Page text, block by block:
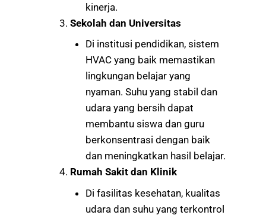
kinerja.
Sekolah dan Universitas
Di institusi pendidikan, sistem
HVAC yang baik memastikan
lingkungan belajar yang
nyaman. Suhu yang stabil dan
udara yang bersih dapat
membantu siswa dan guru
berkonsentrasi dengan baik
dan meningkatkan hasil belajar.
Rumah Sakit dan Klinik
Di fasilitas kesehatan, kualitas
udara dan suhu yang terkontrol